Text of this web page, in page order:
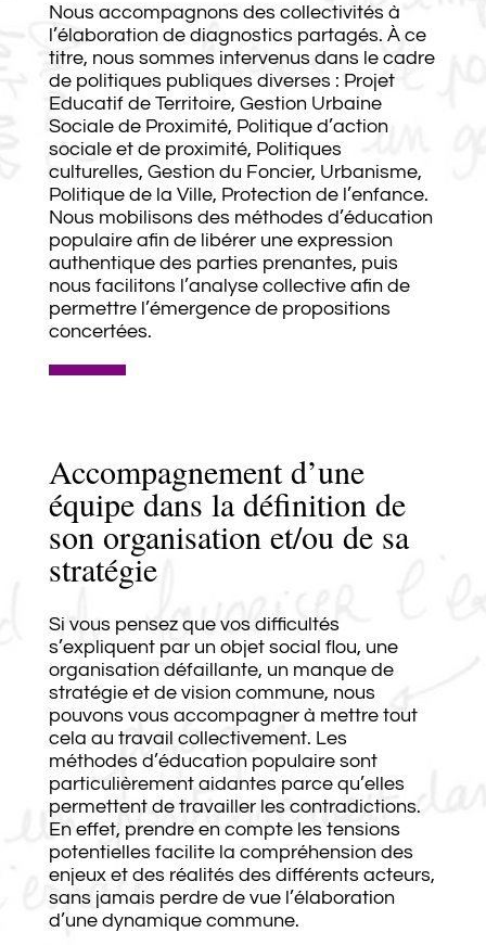
Nous accompagnons des collectivités à
l’élaboration de diagnostics partagés. À ce
titre, nous sommes intervenus dans le cadre
de politiques publiques diverses : Projet
Educatif de Territoire, Gestion Urbaine
Sociale de Proximité, Politique d’action
sociale et de proximité, Politiques
culturelles, Gestion du Foncier, Urbanisme,
Politique de la Ville, Protection de l’enfance.
Nous mobilisons des méthodes d’éducation
populaire afin de libérer une expression
authentique des parties prenantes, puis
nous facilitons l’analyse collective afin de
permettre l’émergence de propositions
concertées.
Accompagnement d’une
équipe dans la définition de
son organisation et/ou de sa
stratégie
Si vous pensez que vos difficultés
s’expliquent par un objet social flou, une
organisation défaillante, un manque de
stratégie et de vision commune, nous
pouvons vous accompagner à mettre tout
cela au travail collectivement. Les
méthodes d’éducation populaire sont
particulièrement aidantes parce qu’elles
permettent de travailler les contradictions.
En effet, prendre en compte les tensions
potentielles facilite la compréhension des
enjeux et des réalités des différents acteurs,
sans jamais perdre de vue l’élaboration
d’une dynamique commune.